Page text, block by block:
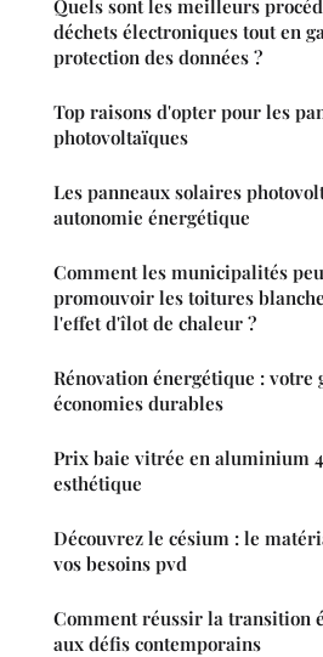
Quels sont les meilleurs
déchets électroniques tout en
protection des données ?
Top raisons d'opter pour les
photovoltaïques
Les panneaux solaires
autonomie énergétique
Comment les municipalités
promouvoir les toitures
l'effet d'îlot de chaleur ?
Rénovation énergétique : votre
économies durables
Prix baie vitrée en aluminium
esthétique
Découvrez le césium : le
vos besoins pvd
Comment réussir la transition
aux défis contemporains